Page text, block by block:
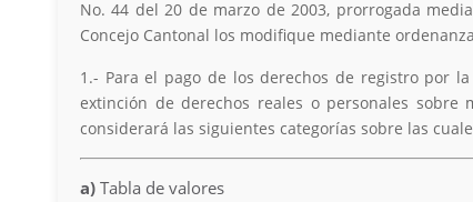
No. 44 del 20 de marzo de 2003, prorrogada
Concejo Cantonal los modifique mediante
1.- Para el pago de los derechos de registro por
extinción de derechos reales o personales
considerará las siguientes categorías sobre las
a) Tabla de valores